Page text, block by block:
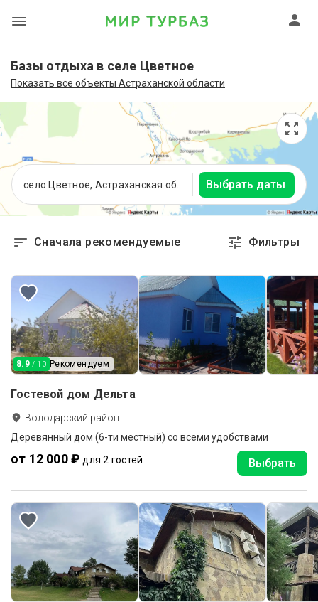
Базы отдыха в селе Цветное
Показать все объекты Астраханской области
Выбрать даты
Сначала рекомендуемые Фильтры
8.9 / 10 Рекомендуем
Гостевой дом Дельта
Володарский район
Деревянный дом (6-ти местный) со всеми удобствами
от 12 000 ₽ для 2 гостей Выбрать